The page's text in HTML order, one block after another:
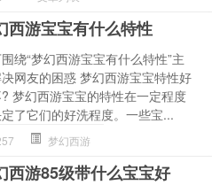
西游宝宝有什么特性
绕“梦幻西游宝宝有什么特性”主
网友的困惑 梦幻西游宝宝特性好
梦幻西游宝宝的特性在一定程度
了它们的好洗程度。一些宝...
梦幻西游
西游85级带什么宝宝好